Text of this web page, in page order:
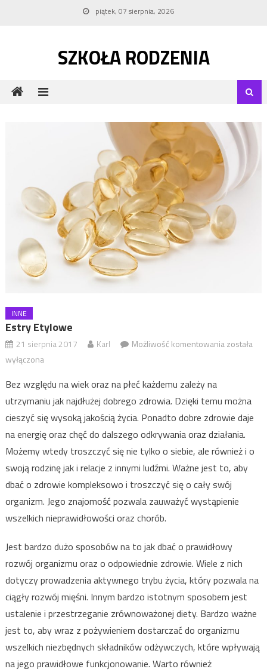
piątek, 07 sierpnia, 2026
SZKOŁA RODZENIA
INNE
Estry Etylowe
21 sierpnia 2017 Karl Możliwość komentowaniaEstry
została
wyłączona
Bez względu na wiek oraz na płeć każdemu zależy na
utrzymaniu jak najdłużej dobrego zdrowia. Dzięki temu można
cieszyć się wysoką jakością życia. Ponadto dobre zdrowie daje
na energię oraz chęć do dalszego odkrywania oraz działania.
Możemy wtedy troszczyć się nie tylko o siebie, ale również i o
swoją rodzinę jak i relacje z innymi ludźmi. Ważne jest to, aby
dbać o zdrowie kompleksowo i troszczyć się o cały swój
organizm. Jego znajomość pozwala zauważyć wystąpienie
wszelkich nieprawidłowości oraz chorób.
Jest bardzo dużo sposobów na to jak dbać o prawidłowy
rozwój organizmu oraz o odpowiednie zdrowie. Wiele z nich
dotyczy prowadzenia aktywnego trybu życia, który pozwala na
ciągły rozwój mięśni. Innym bardzo istotnym sposobem jest
ustalenie i przestrzeganie zrównoważonej diety. Bardzo ważne
jest to, aby wraz z pożywieniem dostarczać do organizmu
wszelkich niezbędnych składników odżywczych, które wpływają
na jego prawidłowe funkcjonowanie. Warto również